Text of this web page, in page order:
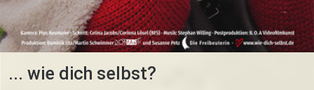
... wie dich selbst?